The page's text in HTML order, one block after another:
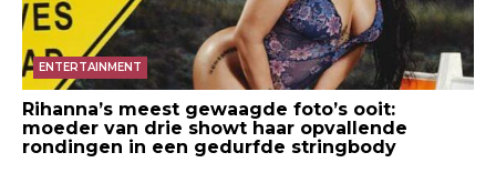
ENTERTAINMENT
Rihanna’s meest gewaagde foto’s ooit:
moeder van drie showt haar opvallende
rondingen in een gedurfde stringbody